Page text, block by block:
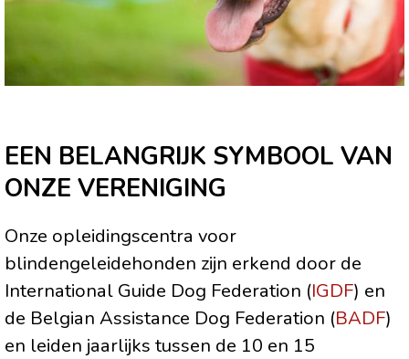
EEN BELANGRIJK SYMBOOL VAN
ONZE VERENIGING
Onze opleidingscentra voor
blindengeleidehonden zijn erkend door de
International Guide Dog Federation (IGDF) en
de Belgian Assistance Dog Federation (BADF)
en leiden jaarlijks tussen de 10 en 15